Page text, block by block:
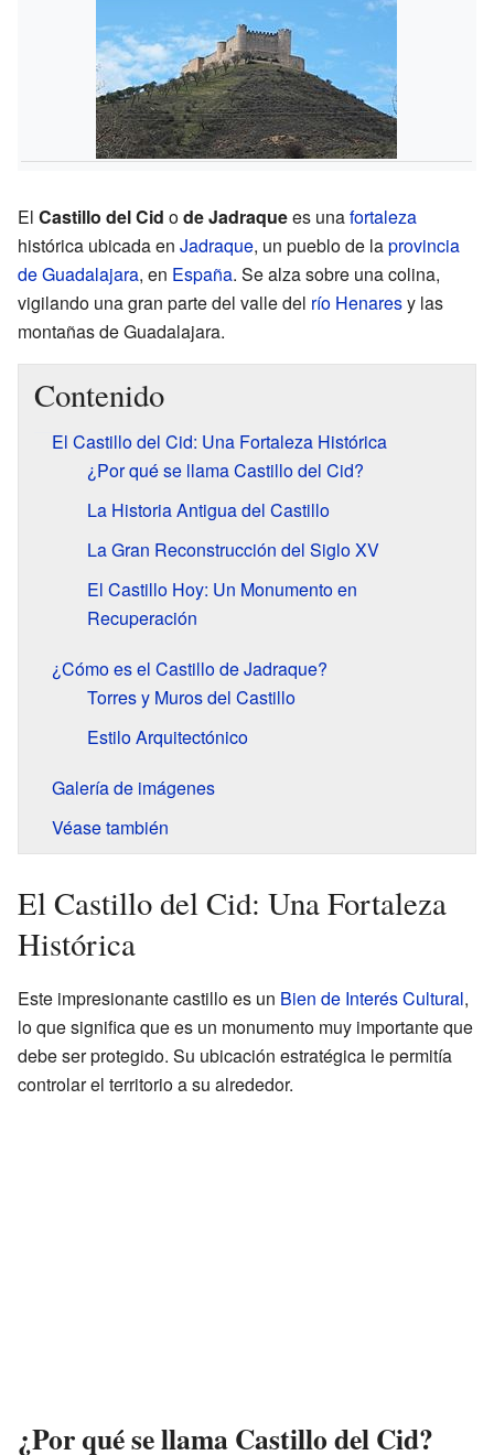
El Castillo del Cid ode Jadraquees unafortaleza
histórica ubicada en Jadraque, un pueblo de laprovincia
de Guadalajara, en España. Se alza sobre una colina,
vigilando una gran parte del valle del río Henaresy las
montañas de Guadalajara.
Contenido
El Castillo del Cid: Una Fortaleza Histórica
¿Por qué se llama Castillo del Cid?
La Historia Antigua del Castillo
La Gran Reconstrucción del Siglo XV
El Castillo Hoy: Un Monumento en
Recuperación
¿Cómo es el Castillo de Jadraque?
Torres y Muros del Castillo
Estilo Arquitectónico
Galería de imágenes
Véase también
El Castillo del Cid: Una Fortaleza
Histórica
Este impresionante castillo es un Bien de Interés Cultural,
lo que significa que es un monumento muy importante que
debe ser protegido. Su ubicación estratégica le permitía
controlar el territorio a su alrededor.
¿Por qué se llama Castillo del Cid?